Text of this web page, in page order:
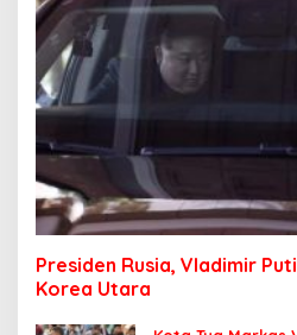
Presiden Rusia, Vladimir
Korea Utara